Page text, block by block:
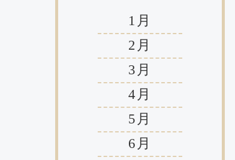
1月
2月
3月
4月
5月
6月